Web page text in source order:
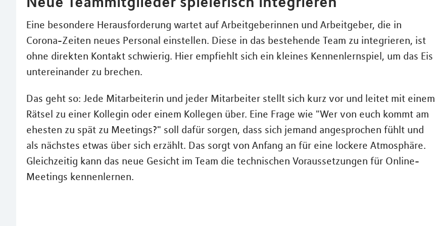
Eine besondere Herausforderung wartet auf Arbeitgeberinnen und Arbeitgeber, die in
Corona-Zeiten neues Personal einstellen. Diese in das bestehende Team zu integrieren, ist
ohne direkten Kontakt schwierig. Hier empfiehlt sich ein kleines Kennenlernspiel, um das Eis
untereinander zu brechen.
Das geht so: Jede Mitarbeiterin und jeder Mitarbeiter stellt sich kurz vor und leitet mit einem
Rätsel zu einer Kollegin oder einem Kollegen über. Eine Frage wie "Wer von euch kommt am
ehesten zu spät zu Meetings?" soll dafür sorgen, dass sich jemand angesprochen fühlt und
als nächstes etwas über sich erzählt. Das sorgt von Anfang an für eine lockere Atmosphäre.
Gleichzeitig kann das neue Gesicht im Team die technischen Voraussetzungen für Online-
Meetings kennenlernen.